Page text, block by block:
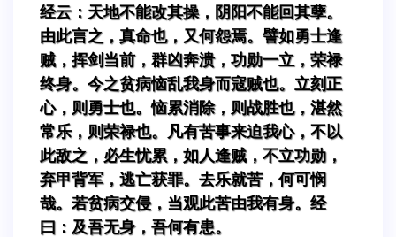
经云：天地不能改其操，阴阳不能回其孽。
由此言之，真命也，又何怨焉。譬如勇士逢
贼，挥剑当前，群凶奔溃，功勋一立，荣禄
终身。今之贫病恼乱我身而寇贼也。立刻正
心，则勇士也。恼累消除，则战胜也，湛然
常乐，则荣禄也。凡有苦事来迫我心，不以
此敌之，必生忧累，如人逢贼，不立功勋，
弃甲背军，逃亡获罪。去乐就苦，何可悯
哉。若贫病交侵，当观此苦由我有身。经
曰：及吾无身，吾何有患。